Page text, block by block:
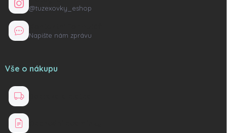
@tuzexovky_eshop
Napište nám zprávu
Vše o nákupu